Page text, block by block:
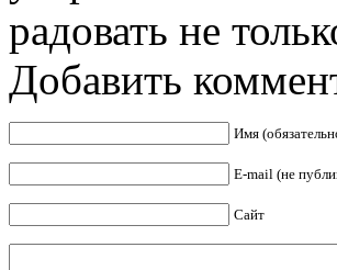
радовать не
Добавить
Имя
E-mail (не
Сайт